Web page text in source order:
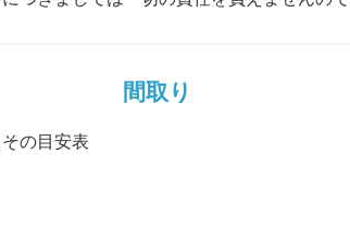
の目安表
間取り